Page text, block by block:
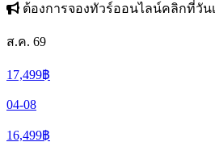
ต้องการจองทัวร์ออนไลน์คลิกที่วัน
ส.ค. 69
17,499฿
04-08
16,499฿